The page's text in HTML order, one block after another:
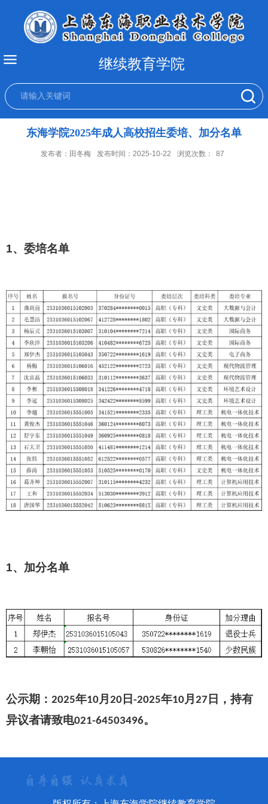
继续教育学院
东海学院2025年成人高校招生委培、加分名单
发布者：田冬梅 发布时间：2025-10-22 浏览次数： 87
1、 委培名单
1、 加分名单
公示期： 2025年10月 20 日 -2025年10月 27 日，持有
异议者请致电021-64503496。